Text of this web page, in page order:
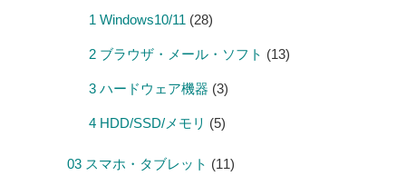
1 Windows10/11 (28)
2 ブラウザ・メール・ソフト (13)
3 ハードウェア機器 (3)
4 HDD/SSD/メモリ (5)
03 スマホ・タブレット (11)